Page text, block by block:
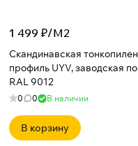
1 499 ₽/М2
Скандинавская
профиль UYV, заводская
RAL 9012
0 0 В наличии
В корзину